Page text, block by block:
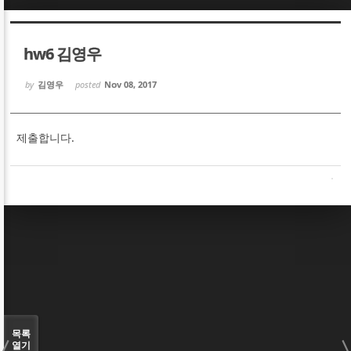
hw6 김영우
by 김영우 posted Nov 08, 2017
제출합니다.
목록
열기
Sketchbook5, 스케치북5
Sketchbook5, 스케치북5
Sketchbook5, 스케치북5
Sketchbook5, 스케치북5